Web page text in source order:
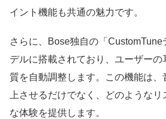
イント機能も共通の魅力です。
さらに、Bose独自の「
デルに搭載されており、ユーザー
質を自動調整します。この機能は、
上させるだけでなく、どのような
な体験を提供します。